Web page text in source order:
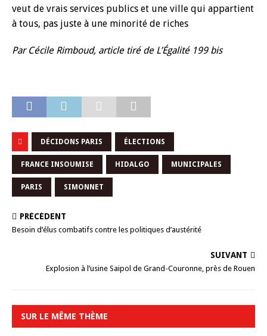
veut de vrais services publics et une ville qui appartient
à tous, pas juste à une minorité de riches
Par Cécile Rimboud, article tiré de L’Égalité 199 bis
DÉCIDONS PARIS ÉLECTIONS
FRANCE INSOUMISE HIDALGO MUNICIPALES
PARIS SIMONNET
PRÉCÉDENT
Besoin d’élus combatifs contre les politiques d’austérité
SUIVANT
Explosion à l’usine Saipol de Grand-Couronne, près de Rouen
SUR LE MÊME THÈME